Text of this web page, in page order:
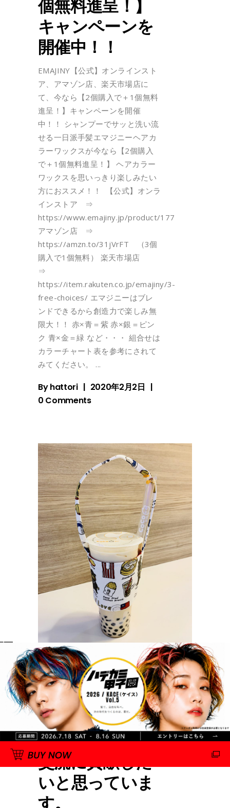
個無料進呈！】
キャンペーンを
開催中！！
EMAJINY【公式】オンラインスト
ア、アマゾン店、楽天市場店に
て、今なら【2個購入で＋1個無料
進呈！】キャンペーンを開催
中！！ シャンプーでサッと洗い流
せる一日派手髪エマジニーヘアカ
ラーワックスが今なら【2個購入
で＋1個無料進呈！】 ヘアカラー
ワックスを思いっきり楽しみたい
方におススメ！！ 【公式】オンラ
インストア ⇒
https://www.emajiny.jp/product/177
アマゾン店 ⇒
https://amzn.to/31jVrFT （3個
購入で1個無料） 楽天市場店
⇒
https://item.rakuten.co.jp/emajiny/3-
free-choices/ エマジニーはブレ
ンドできるから創造力で楽しみ無
限大！！ 赤×青＝紫 赤×銀＝ピン
ク 青×金＝緑 など・・・ 組合せは
カラーチャート表を参考にされて
みてください。
Byhattori
2020年2月2日
0 Comments
EMAJINYはこの
度の台湾での販
売を記念して日
本～台湾の文化
交流に貢献した
いと思っていま
す。